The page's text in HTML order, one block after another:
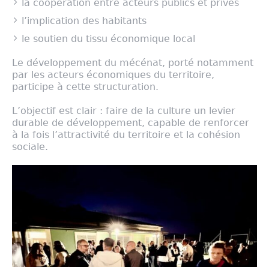
la coopération entre acteurs publics et privés
l’implication des habitants
le soutien du tissu économique local
Le développement du mécénat, porté notamment
par les acteurs économiques du territoire,
participe à cette structuration.
L’objectif est clair : faire de la culture un levier
durable de développement, capable de renforcer
à la fois l’attractivité du territoire et la cohésion
sociale.